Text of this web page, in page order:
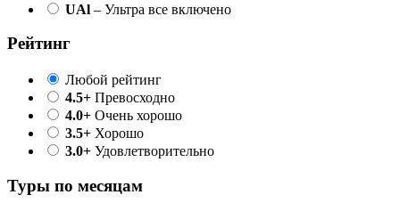
UAl – Ультра все включено
Рейтинг
Любой рейтинг
4.5+ Превосходно
4.0+ Очень хорошо
3.5+ Хорошо
3.0+ Удовлетворительно
Туры по месяцам